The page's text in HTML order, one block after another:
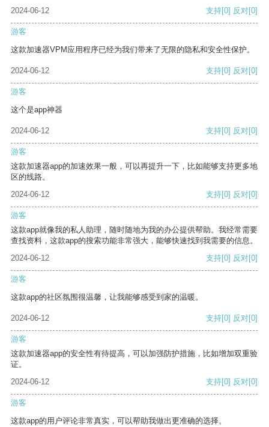
2024-06-12
支持[0] 反对[0]
游客
这款加速器VPM应用程序已经为我们带来了无限的隐私和安全性保护。
2024-06-12 支持[0] 反对[0]
游客
这个是app神器
2024-06-12 支持[0] 反对[0]
游客
这款加速器app的加速效果一般，可以再提升一下，比如能够支持更多地
区的线路。
2024-06-12
支持[0] 反对[0]
游客
这款app就像我的私人助理，随时随地为我的办公提供帮助。我经常需要
查找资料，这款app的搜索功能非常强大，能够快速找到我需要的信息。
2024-06-12
支持[0] 反对[0]
游客
这款app的社区氛围很温馨，让我能够感受到家的温暖。
2024-06-12 支持[0] 反对[0]
游客
这款加速器app的安全性有待提高，可以加强防护措施，比如增加双重验
证。
2024-06-12
支持[0] 反对[0]
游客
这款app的用户评论非常真实，可以帮助我做出更准确的选择。